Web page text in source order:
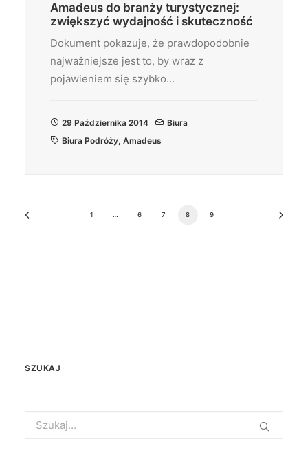
Amadeus do branży turystycznej:
zwiększyć wydajność i skuteczność
Dokument pokazuje, że prawdopodobnie
najważniejsze jest to, by wraz z
pojawieniem się szybko…
29 Października 2014
Biura
Biura Podróży, Amadeus
1 … 6 7 8 9
SZUKAJ
for: